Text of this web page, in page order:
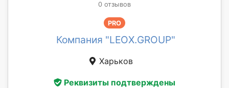
0 отзывов
PRO
Компания "LEOX.GROUP"
Харьков
Реквизиты подтверждены